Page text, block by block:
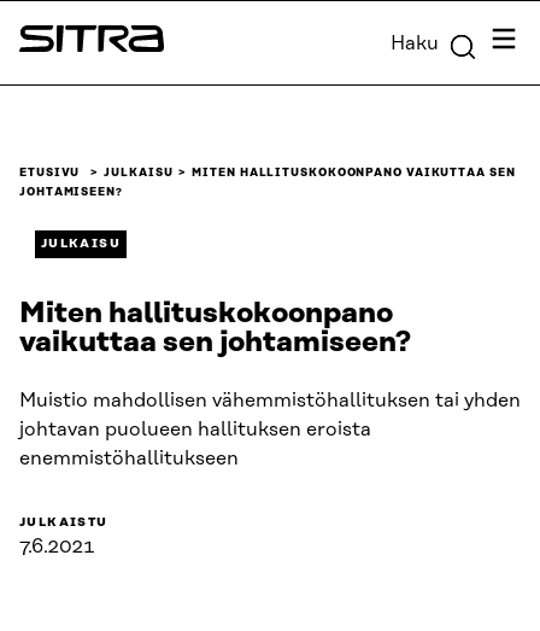
Siirry
suoraan
Sitra Haku
ETUSIVU JULKAISU
MITEN HALLITUSKOKOONPANO VAIKUTTAA SEN
JOHTAMISEEN?
JULKAISU
Miten hallituskokoonpano
vaikuttaa sen johtamiseen?
Muistio mahdollisen vähemmistöhallituksen tai yhden
johtavan puolueen hallituksen eroista
enemmistöhallitukseen
JULKAISTU
7.6.2021